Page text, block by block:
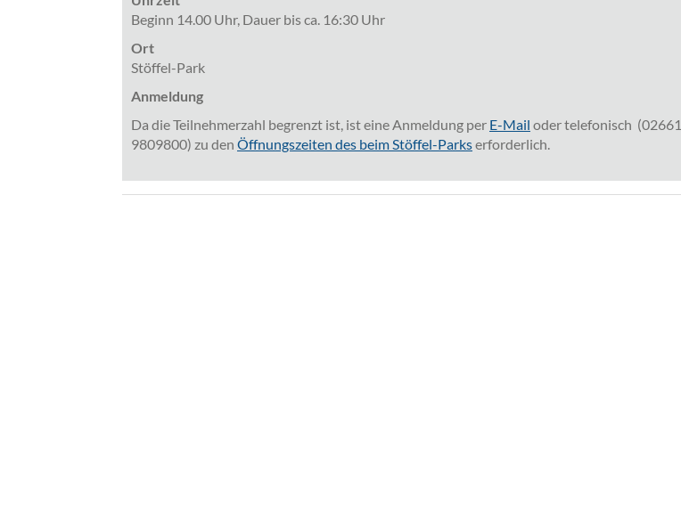
Beginn 14.00 Uhr, Dauer bis ca. 16:30 Uhr
Ort
Stöffel-Park
Anmeldung
Da die Teilnehmerzahl begrenzt ist, ist eine Anmeldung per E-Mail oder telefonisch (02661
9809800) zu den Öffnungszeiten des beim Stöffel-Parkserforderlich.